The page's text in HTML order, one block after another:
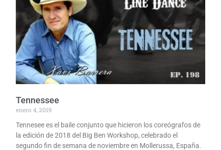
Tennessee
enero 4, 2019
Tennesee es el baile conjunto que hicieron los coreógrafos de
la edición de 2018 del Big Ben Workshop, celebrado el
segundo fin de semana de noviembre en Mollerussa, España.